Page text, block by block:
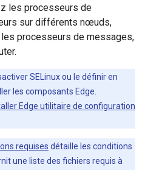
les processeurs de
sur différents nœuds,
processeurs de messages,
SELinux ou le définir en
les composants Edge.
Edge utilitaire de configuration
requises détaille les conditions
une liste des fichiers requis à